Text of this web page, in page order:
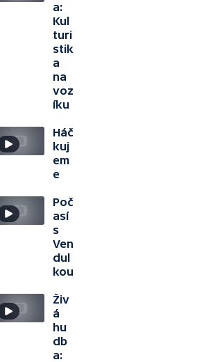
a:
Kul
turi
stik
a
na
voz
íku
Háč
kuj
em
e
Poč
así
s
Ven
dul
kou
Živ
á
hu
db
a: